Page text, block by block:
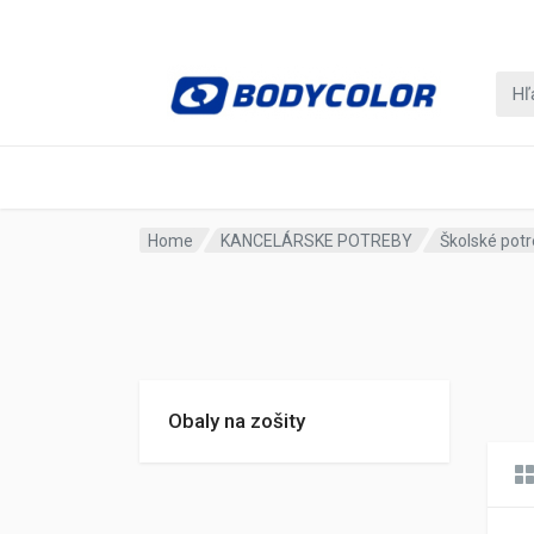
Home KANCELÁRSKE POTREBY Školské
Obaly na zošity